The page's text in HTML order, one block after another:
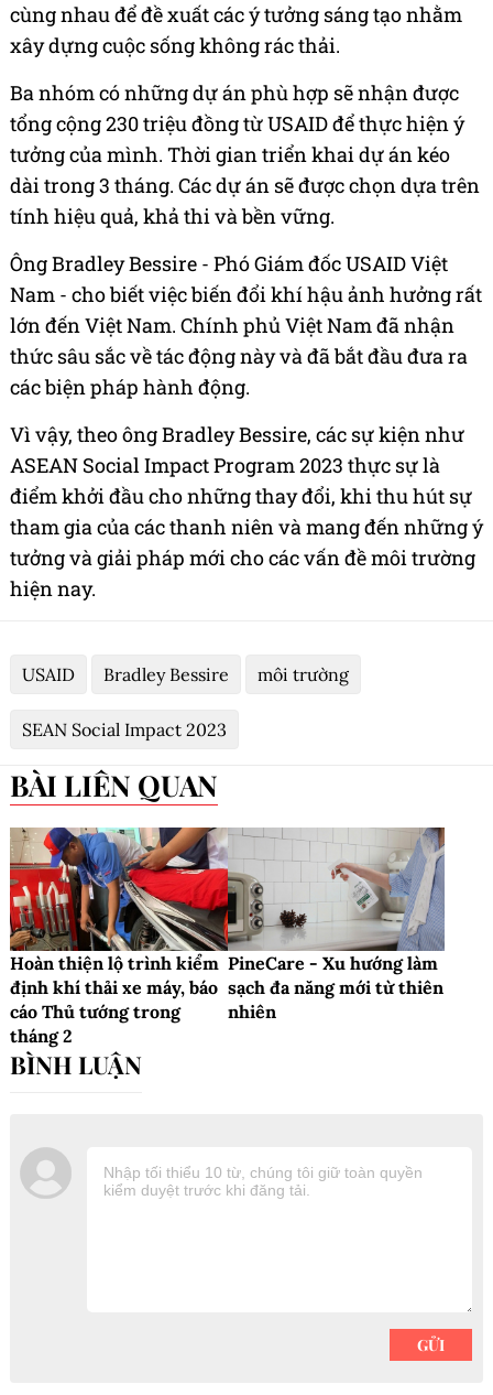
cùng nhau để đề xuất các ý tưởng sáng tạo nhằm
xây dựng cuộc sống không rác thải.
Ba nhóm có những dự án phù hợp sẽ nhận được
tổng cộng 230 triệu đồng từ USAID để thực hiện ý
tưởng của mình. Thời gian triển khai dự án kéo
dài trong 3 tháng. Các dự án sẽ được chọn dựa trên
tính hiệu quả, khả thi và bền vững.
Ông Bradley Bessire - Phó Giám đốc USAID Việt
Nam - cho biết việc biến đổi khí hậu ảnh hưởng rất
lớn đến Việt Nam. Chính phủ Việt Nam đã nhận
thức sâu sắc về tác động này và đã bắt đầu đưa ra
các biện pháp hành động.
Vì vậy, theo ông Bradley Bessire, các sự kiện như
ASEAN Social Impact Program 2023 thực sự là
điểm khởi đầu cho những thay đổi, khi thu hút sự
tham gia của các thanh niên và mang đến những ý
tưởng và giải pháp mới cho các vấn đề môi trường
hiện nay.
USAID Bradley Bessire môi trường
SEAN Social Impact 2023
BÀI LIÊN QUAN
Hoàn thiện lộ trình kiểm
định khí thải xe máy, báo
cáo Thủ tướng trong
tháng 2
PineCare - Xu hướng làm
sạch đa năng mới từ thiên
nhiên